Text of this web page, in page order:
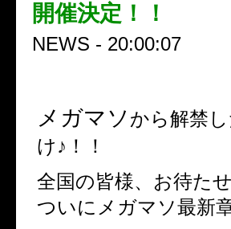
開催決定！！
NEWS - 20:00:07
メガマソ から解禁
け♪！！
全国の皆様、お待た
ついにメガマソ最新